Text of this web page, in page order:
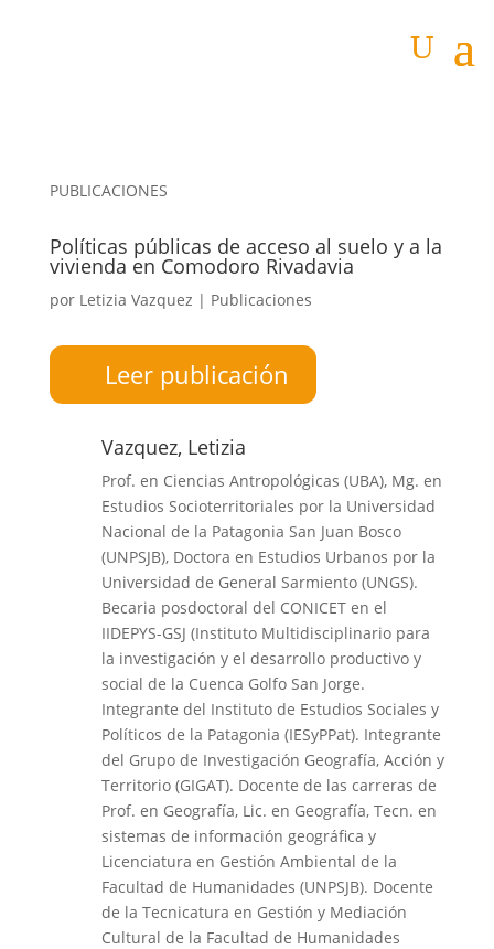
PUBLICACIONES
Políticas públicas de acceso al suelo y a la
vivienda en Comodoro Rivadavia
por Letizia Vazquez | Publicaciones
Leer publicación
Vazquez, Letizia
Prof. en Ciencias Antropológicas (UBA), Mg. en
Estudios Socioterritoriales por la Universidad
Nacional de la Patagonia San Juan Bosco
(UNPSJB), Doctora en Estudios Urbanos por la
Universidad de General Sarmiento (UNGS).
Becaria posdoctoral del CONICET en el
IIDEPYS-GSJ (Instituto Multidisciplinario para
la investigación y el desarrollo productivo y
social de la Cuenca Golfo San Jorge.
Integrante del Instituto de Estudios Sociales y
Políticos de la Patagonia (IESyPPat). Integrante
del Grupo de Investigación Geografía, Acción y
Territorio (GIGAT). Docente de las carreras de
Prof. en Geografía, Lic. en Geografía, Tecn. en
sistemas de información geográfica y
Licenciatura en Gestión Ambiental de la
Facultad de Humanidades (UNPSJB). Docente
de la Tecnicatura en Gestión y Mediación
Cultural de la Facultad de Humanidades